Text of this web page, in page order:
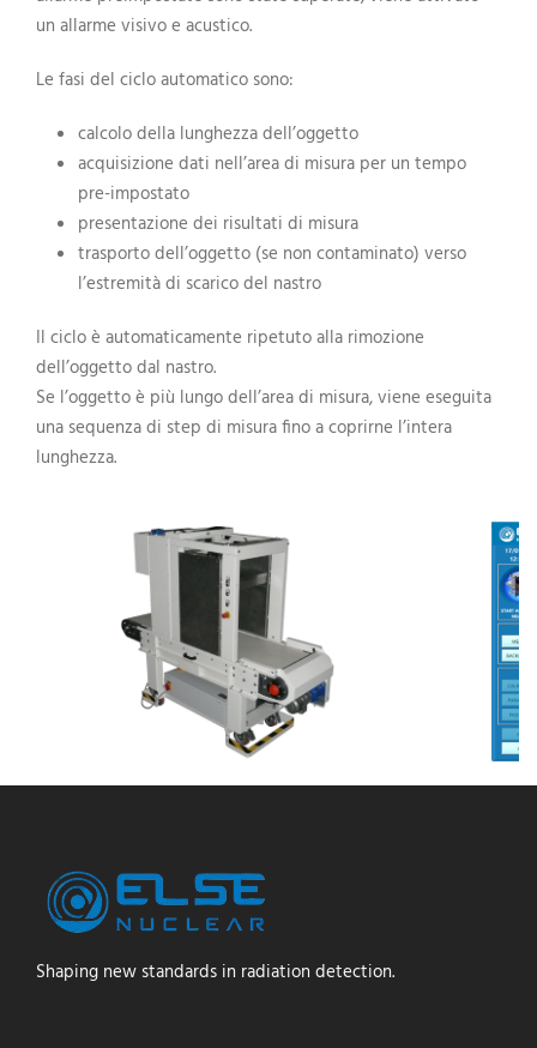
un allarme visivo e acustico.
Le fasi del ciclo automatico sono:
calcolo della lunghezza dell’oggetto
acquisizione dati nell’area di misura per un tempo
pre-impostato
presentazione dei risultati di misura
trasporto dell’oggetto (se non contaminato) verso
l’estremità di scarico del nastro
Il ciclo è automaticamente ripetuto alla rimozione
dell’oggetto dal nastro.
Se l’oggetto è più lungo dell’area di misura, viene eseguita
una sequenza di step di misura fino a coprirne l’intera
lunghezza.
Shaping new standards in radiation detection.